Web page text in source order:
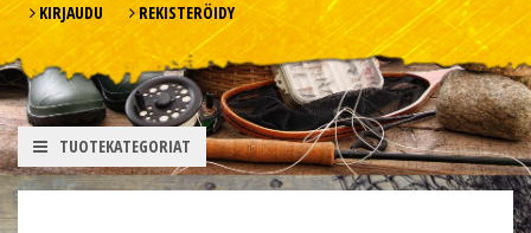
KIRJAUDU REKISTERÖIDY
TUOTEKATEGORIAT